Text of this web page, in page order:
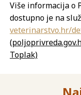
Više informacija o
dostupno je na
veterinarstvo.hr/
Toplak)